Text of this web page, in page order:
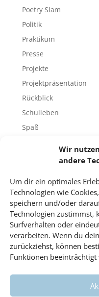
Wir
andere
Um dir ein optimales
Technologien wie
speichern und/oder
Technologien zustimmst,
Surfverhalten oder
verarbeiten. Wenn du
zurückziehst, können
Funktionen beeinträchtigt
Poetry Slam
Politik
Praktikum
Presse
Projekte
Projektpräsentation
Rückblick
Schulleben
Spaß
Unbekannte Orte
Uncategorized
Unterricht
Video
Veranstaltungen
Vorträge
Wahlfach